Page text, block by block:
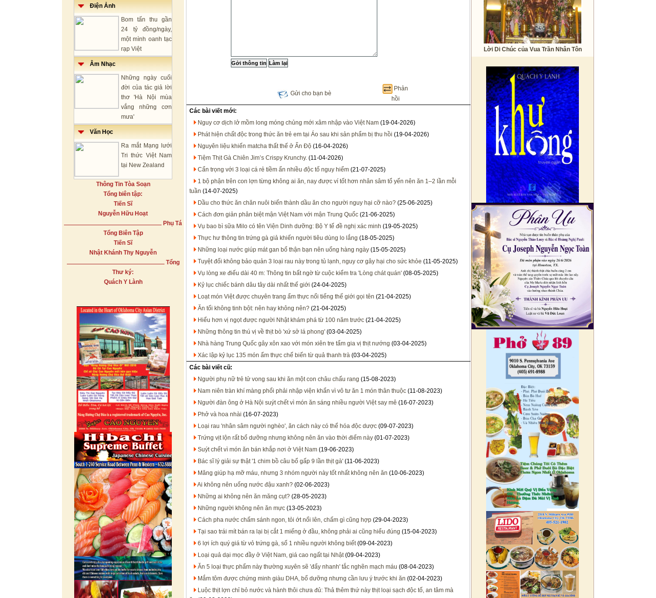
Điện Ảnh
Bom tấn thu gần
24 tỷ đồng/ngày,
một mình oanh tạc
rạp Việt
Âm Nhạc
Những ngày cuối
đời của tác giả lời
thơ 'Hà Nội mùa
vắng những cơn
mưa'
Văn Học
Ra mắt Mạng lưới
Tri thức Việt Nam
tại New Zealand
Thông Tin Tòa Soạn
Tổng biên tập:
Tiến Sĩ
Nguyễn Hữu Hoạt
Phụ Tá
Tổng Biên Tập
Tiến Sĩ
Nhật Khánh Thy Nguyễn
Tổng
Thư ký:
Quách Y Lành
Gửi cho bạn bè
Phản
hồi
Các bài viết mới:
Nguy cơ dịch lở mồm long móng chủng mới xâm nhập vào Việt Nam (19-04-2026)
Phát hiện chất độc trong thức ăn trẻ em tại Áo sau khi sản phẩm bị thu hồi (19-04-2026)
Nguyên liệu khiến matcha thất thế ở Ấn Độ (16-04-2026)
Tiệm Thịt Gà Chiên Jim’s Crispy Krunchy. (11-04-2026)
Cẩn trọng với 3 loại cá rẻ tiềm ẩn nhiều độc tố nguy hiểm (21-07-2025)
1 bộ phận trên con lợn từng không ai ăn, nay được ví tốt hơn nhân sâm tổ yến nên ăn 1–2 lần mỗi
tuần (14-07-2025)
Dầu cho thức ăn chăn nuôi biến thành dầu ăn cho người nguy hại cỡ nào? (25-06-2025)
Cách đơn giản phân biệt mận Việt Nam với mận Trung Quốc (21-06-2025)
Vụ bao bì sữa Milo có tên Viện Dinh dưỡng: Bộ Y tế đề nghị xác minh (19-05-2025)
Thực hư thông tin trứng gà giả khiến người tiêu dùng lo lắng (18-05-2025)
Những loại nước giúp mát gan bổ thận bạn nên uống hàng ngày (15-05-2025)
Tuyệt đối không bảo quản 3 loại rau này trong tủ lạnh, nguy cơ gây hại cho sức khỏe (11-05-2025)
Vụ lòng xe điếu dài 40 m: Thông tin bất ngờ từ cuộc kiểm tra 'Lòng chát quán' (08-05-2025)
Kỷ lục chiếc bánh dâu tây dài nhất thế giới (24-04-2025)
Loạt món Việt được chuyên trang ẩm thực nổi tiếng thế giới gọi tên (21-04-2025)
Ăn tối không tinh bột: nên hay không nên? (21-04-2025)
Hiểu hơn vị ngọt được người Nhật khám phá từ 100 năm trước (21-04-2025)
Những thông tin thú vị về thịt bò 'xứ sở lá phong' (03-04-2025)
Nhà hàng Trung Quốc gây xôn xao với món xiên tre tẩm gia vị thịt nướng (03-04-2025)
Xác lập kỷ lục 135 món ẩm thực chế biến từ quả thanh trà (03-04-2025)
Các bài viết cũ:
Người phụ nữ trẻ tử vong sau khi ăn một con châu chấu rang (15-08-2023)
Nam niên tràn khí màng phổi phải nhập viện khẩn vì vô tư ăn 1 món thân thuộc (11-08-2023)
Người đàn ông ở Hà Nội suýt chết vì món ăn sáng nhiều người Việt say mê (16-07-2023)
Phở và hoa nhài (16-07-2023)
Loại rau 'nhân sâm người nghèo', ăn cách này có thể hóa độc dược (09-07-2023)
Trứng vịt lộn rất bổ dưỡng nhưng không nên ăn vào thời điểm này (01-07-2023)
Suýt chết vì món ăn bán khắp nơi ở Việt Nam (19-06-2023)
Bác sĩ lý giải sự thật '1 chim bồ câu bổ gấp 9 lần thịt gà' (11-06-2023)
Măng giúp hạ mỡ máu, nhưng 3 nhóm người này tốt nhất không nên ăn (10-06-2023)
Ai không nên uống nước đậu xanh? (02-06-2023)
Những ai không nên ăn măng cụt? (28-05-2023)
Những người không nên ăn mực (13-05-2023)
Cách pha nước chấm sánh ngon, tỏi ớt nổi lên, chấm gì cũng hợp (29-04-2023)
Tại sao trái mít bán ra lại bị cắt 1 miếng ở đầu, không phải ai cũng hiểu đúng (15-04-2023)
6 lợi ích quý giá từ vỏ trứng gà, số 1 nhiều người không biết(09-04-2023)
Loại quả dại mọc đầy ở Việt Nam, giá cao ngất tại Nhật(09-04-2023)
Ăn 5 loại thực phẩm này thường xuyên sẽ 'đẩy nhanh' tắc nghẽn mạch máu (08-04-2023)
Mắm tôm được chứng minh giàu DHA, bổ dưỡng nhưng cần lưu ý trước khi ăn (02-04-2023)
Luộc thịt lợn chỉ bỏ nước và hành thôi chưa đủ: Thả thêm thứ này thịt loại sạch độc tố, an tâm mà
Lời Di Chúc của Vua Trần Nhân Tôn